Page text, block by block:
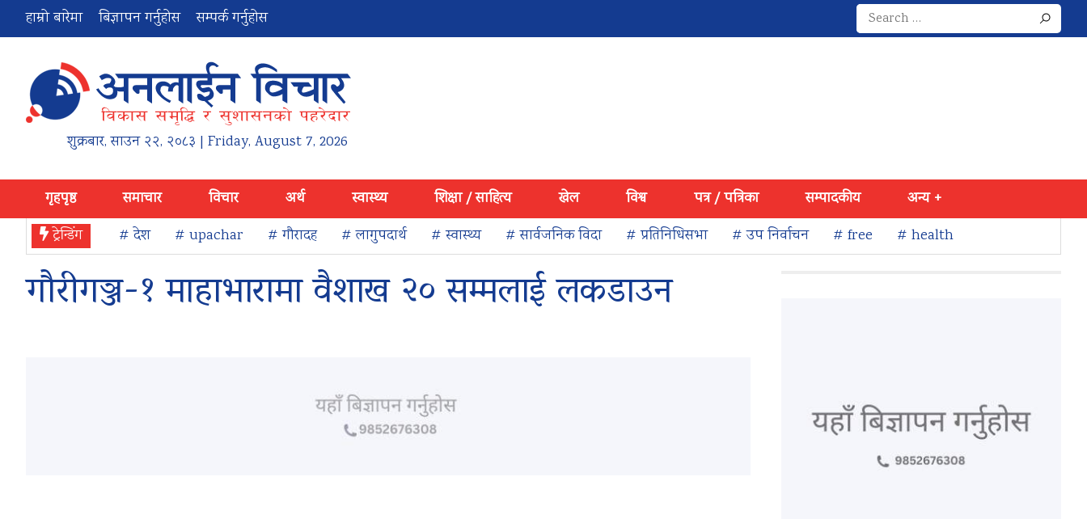
हाम्रो बारेमा बिज्ञापन गर्नुहोस सम्पर्क गर्नुहोस
Search
for:
शुक्रबार,साउन २२, २०८३ | Friday, August 7, 2026
गृहपृष्ठ समाचार विचार अर्थ स्वास्थ्य शिक्षा / साहित्य खेल विश्व पत्र / पत्रिका सम्पादकीय
अन्य +
ट्रेन्डिंग
# देश # upachar # गौरादह # लागुपदार्थ # स्वास्थ्य # सार्वजनिक विदा # प्रतिनिधिसभा # उप निर्वाचन # free # health
गौरीगञ्ज-१ माहाभारामा वैशाख २० सम्मलाई लकडाउन